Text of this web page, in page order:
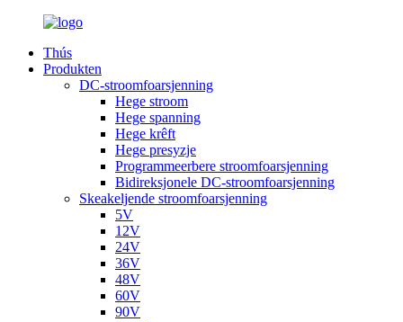
Thús
Produkten
DC-stroomfoarsjenning
Hege stroom
Hege spanning
Hege krêft
Hege presyzje
Programmeerbere stroomfoarsjenning
Bidireksjonele DC-stroomfoarsjenning
Skeakeljende stroomfoarsjenning
5V
12V
24V
36V
48V
60V
90V